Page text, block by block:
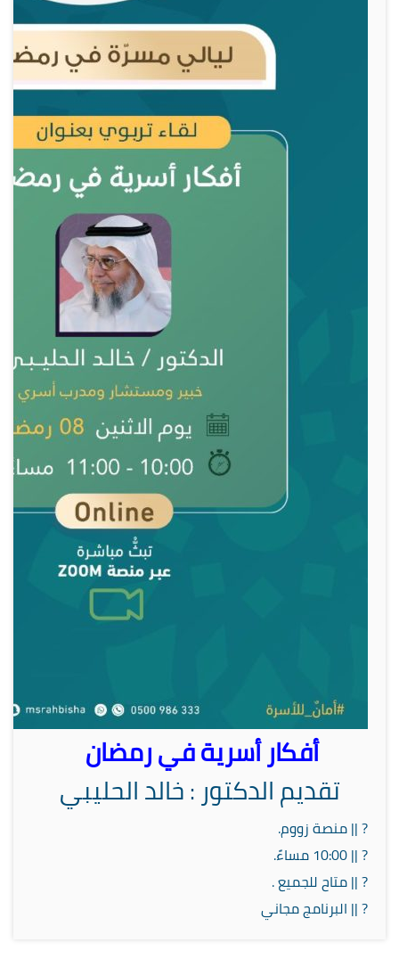
أفكار أسرية في رمضان
تقديم الدكتور : خالد الحليبي
?️ || منصة زووم.
? || 10:00 مساءً.
? || متاح للجميع .
? || البرنامج مجاني